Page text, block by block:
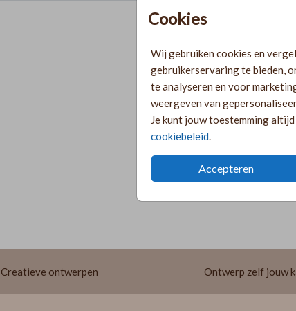
Cookies
Wij gebruiken cookies en
gebruikerservaring te bieden,
te analyseren en voor
weergeven van
Je kunt jouw toestemming
cookiebeleid
Accepteren
Creatieve ontwerpen Ontwerp zelf jouw